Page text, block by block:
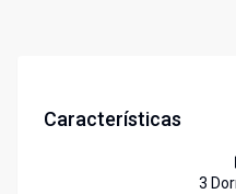
Características
3